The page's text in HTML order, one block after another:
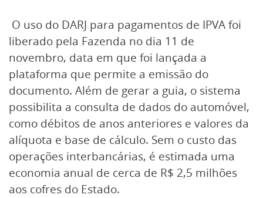
O uso do DARJ para pagamentos de IPVA foi
liberado pela Fazenda no dia 11 de
novembro, data em que foi lançada a
plataforma que permite a emissão do
documento. Além de gerar a guia, o sistema
possibilita a consulta de dados do automóvel,
como débitos de anos anteriores e valores da
alíquota e base de cálculo. Sem o custo das
operações interbancárias, é estimada uma
economia anual de cerca de R$ 2,5 milhões
aos cofres do Estado.